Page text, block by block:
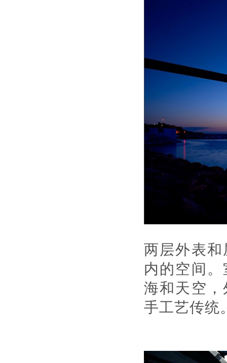
两层外表
内的空间
海和天空
手工艺传统